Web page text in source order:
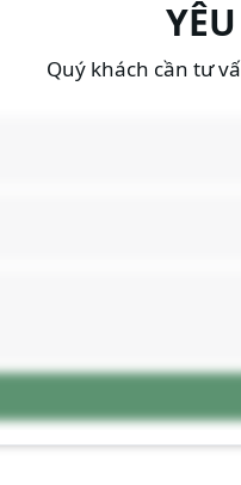
Quý khách cần tư